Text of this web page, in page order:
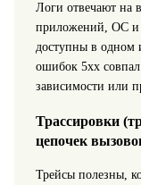
Логи отвечают на
приложений, ОС и
доступны в одном
ошибок 5xx
зависимости или
Трассировки
цепочек
Трейсы полезны,